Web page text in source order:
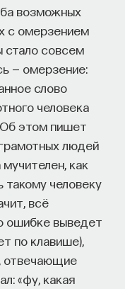
возможных
с омерзением
стало совсем
— омерзение:
слово
человека
этом пишет
людей
как
такому человеку
всё
ошибке выведет
по клавише),
отвечающие
«фу, какая
и животных
МГУ